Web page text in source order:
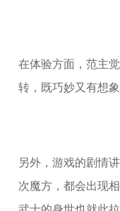
在体验方面，范主
转，既巧妙又有想
另外，游戏的剧情
次魔方，都会出现